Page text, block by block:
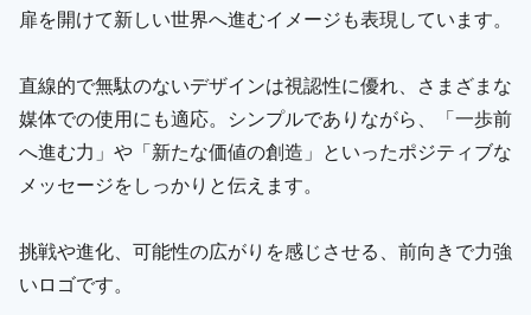
扉を開けて新しい世界へ進むイメージも表現しています。
直線的で無駄のないデザインは視認性に優れ、さまざまな
媒体での使用にも適応。シンプルでありながら、「一歩前
へ進む力」や「新たな価値の創造」といったポジティブな
メッセージをしっかりと伝えます。
挑戦や進化、可能性の広がりを感じさせる、前向きで力強
いロゴです。